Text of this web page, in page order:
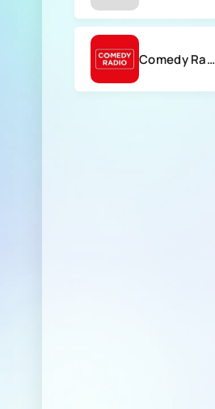
Comedy Radio